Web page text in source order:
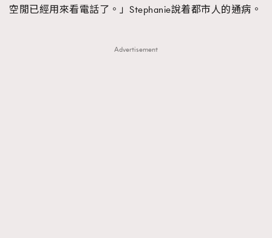
空閒已經用來看電話了。」Stephanie說着都市人的通病。
Advertisement